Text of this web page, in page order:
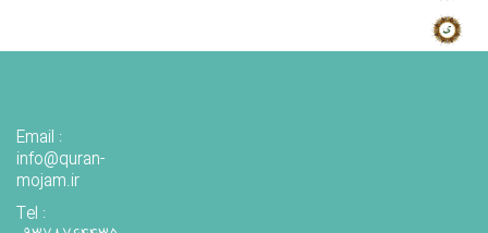
Email :
info@quran-
mojam.ir
Tel :